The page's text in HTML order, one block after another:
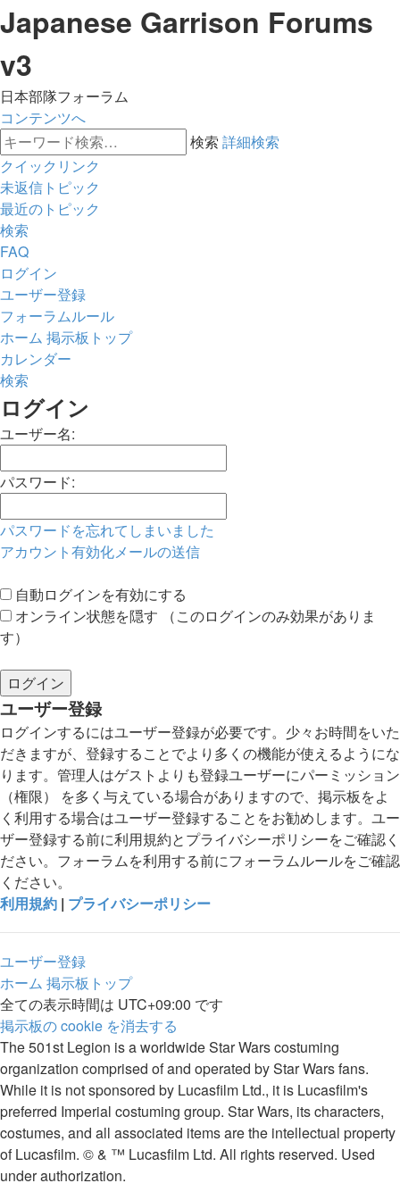
Japanese Garrison Forums
v3
日本部隊フォーラム
コンテンツへ
検索 詳細検索
クイックリンク
未返信トピック
最近のトピック
検索
FAQ
ログイン
ユーザー登録
フォーラムルール
ホーム 掲示板トップ
カレンダー
検索
ログイン
ユーザー名:
パスワード:
パスワードを忘れてしまいました
アカウント有効化メールの送信
自動ログインを有効にする
オンライン状態を隠す （このログインのみ効果がありま
す）
ユーザー登録
ログインするにはユーザー登録が必要です。少々お時間をいた
だきますが、登録することでより多くの機能が使えるようにな
ります。管理人はゲストよりも登録ユーザーにパーミッション
（権限） を多く与えている場合がありますので、掲示板をよ
く利用する場合はユーザー登録することをお勧めします。ユー
ザー登録する前に利用規約とプライバシーポリシーをご確認く
ださい。フォーラムを利用する前にフォーラムルールをご確認
ください。
利用規約 | プライバシーポリシー
ユーザー登録
ホーム 掲示板トップ
全ての表示時間は UTC+09:00 です
掲示板の cookie を消去する
The 501st Legion is a worldwide Star Wars costuming
organization comprised of and operated by Star Wars fans.
While it is not sponsored by Lucasfilm Ltd., it is Lucasfilm's
preferred Imperial costuming group. Star Wars, its characters,
costumes, and all associated items are the intellectual property
of Lucasfilm. © & ™ Lucasfilm Ltd. All rights reserved. Used
under authorization.